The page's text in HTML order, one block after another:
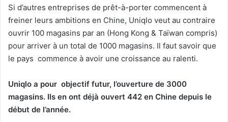
Si d’autres entreprises de prêt-à-porter commencent à
freiner leurs ambitions en Chine, Uniqlo veut au contraire
ouvrir 100 magasins par an (Hong Kong & Taïwan compris)
pour arriver à un total de 1000 magasins. Il faut savoir que
le pays commence à avoir une croissance au ralenti.
Uniqlo a pour objectif futur, l’ouverture de 3000
magasins. Ils en ont déjà ouvert 442 en Chine depuis le
début de l’année.